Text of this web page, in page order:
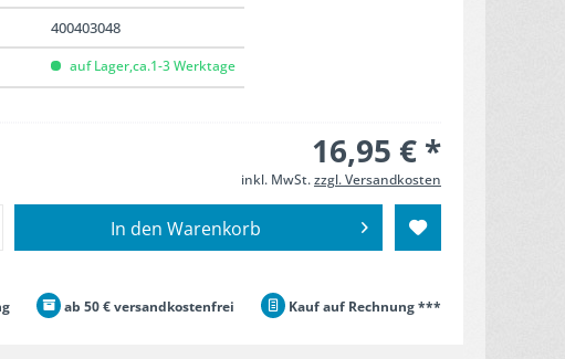
400403048
auf Lager,ca.1-3 Werktage
16,95 € *
inkl. MwSt.zzgl. Versandkosten
In den Warenkorb
ab 50 € versandkostenfrei Kauf auf Rechnung ***